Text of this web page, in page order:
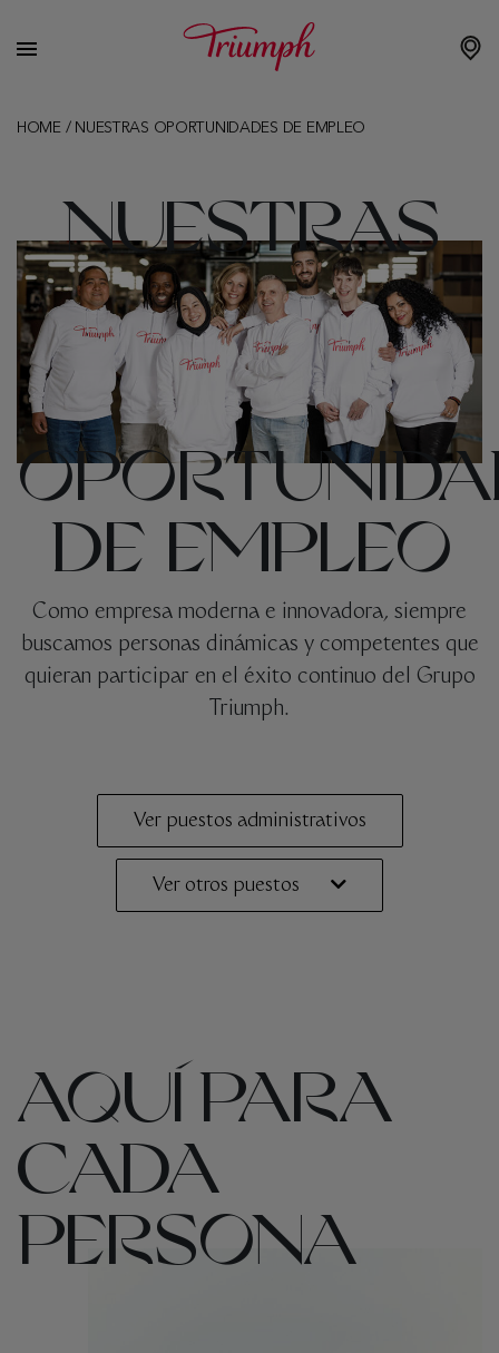
HOME/ NUESTRAS OPORTUNIDADES DE EMPLEO
NUESTRAS
DE EMPLEO
Como empresa moderna e innovadora, siempre
buscamos personas dinámicas y competentes que
quieran participar en el éxito continuo del Grupo
Triumph.
Ver puestos administrativos
Ver otros puestos
AQUÍ PARA
CADA
PERSONA